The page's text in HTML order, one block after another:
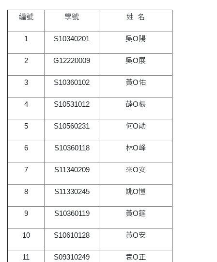
編號 學號 姓 名
1 S10340201 吳O陽
2 G12220009 吳O展
3 S10360102 黃O佑
4 S10531012 薛O棖
5 S10560231 何O勛
6 S10360118 林O峰
7 S11340209 來O安
8 S11330245 姚O愷
9 S10360119 黃O筳
10 S10610128 黃O安
11 S09310249 袁O正